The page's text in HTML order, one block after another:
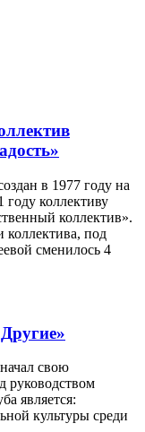
в 1977 году на
коллективу
коллектив».
коллектива, под
сменилось 4
свою
руководством
является:
культуры среди